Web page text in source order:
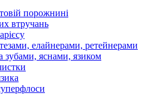
порожнині
втручань
елайнерами, ретейнерами
зубами, яснами, язиком